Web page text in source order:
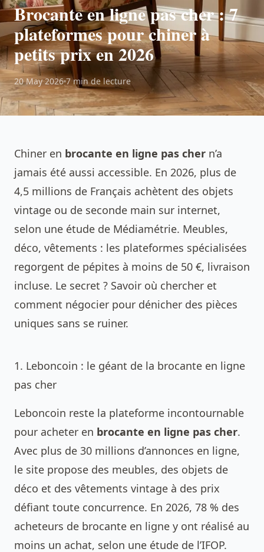
Brocante en ligne pas cher : 7
plateformes pour chiner à
petits prix en 2026
20 May 2026 7 min de lecture
Chiner en brocante en ligne pas cher n’a
jamais été aussi accessible. En 2026, plus de
4,5 millions de Français achètent des objets
vintage ou de seconde main sur internet,
selon une étude de Médiamétrie. Meubles,
déco, vêtements : les plateformes spécialisées
regorgent de pépites à moins de 50 €, livraison
incluse. Le secret ? Savoir où chercher et
comment négocier pour dénicher des pièces
uniques sans se ruiner.
1. Leboncoin : le géant de la brocante en ligne
pas cher
Leboncoin reste la plateforme incontournable
pour acheter en brocante en ligne pas cher.
Avec plus de 30 millions d’annonces en ligne,
le site propose des meubles, des objets de
déco et des vêtements vintage à des prix
défiant toute concurrence. En 2026, 78 % des
acheteurs de brocante en ligne y ont réalisé au
moins un achat, selon une étude de l’IFOP.